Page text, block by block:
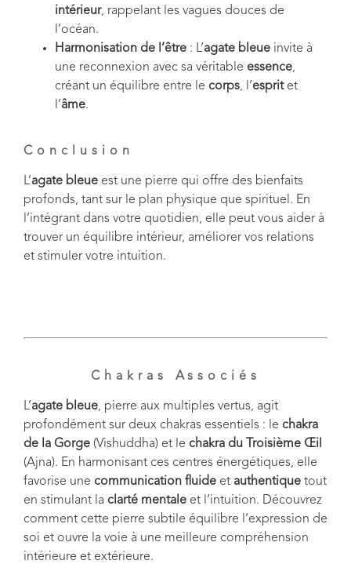
intérieur, rappelant les vagues douces de
l’océan.
Harmonisation de l’être : L’agate bleue invite à
une reconnexion avec sa véritable essence,
créant un équilibre entre le corps, l’espritet
l’âme.
Conclusion
L’agate bleue est une pierre qui offre des bienfaits
profonds, tant sur le plan physique que spirituel. En
l’intégrant dans votre quotidien, elle peut vous aider à
trouver un équilibre intérieur, améliorer vos relations
et stimuler votre intuition.
Chakras Associés
L’agate bleue, pierre aux multiples vertus, agit
profondément sur deux chakras essentiels : le chakra
de la Gorge (Vishuddha) et le chakra du Troisième Œil
(Ajna). En harmonisant ces centres énergétiques, elle
favorise une communication fluide et authentique tout
en stimulant la clarté mentale et l’intuition. Découvrez
comment cette pierre subtile équilibre l’expression de
soi et ouvre la voie à une meilleure compréhension
intérieure et extérieure.